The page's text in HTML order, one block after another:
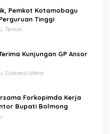
Pemkot Kotamobagu
Tinggi
Terkini
Kunjungan GP Ansor
Sulawesi Utara
Forkopimda Kerja
Bupati Bolmong